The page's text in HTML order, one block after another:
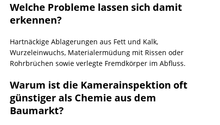
Welche Probleme lassen sich damit
erkennen?
Hartnäckige Ablagerungen aus Fett und Kalk,
Wurzeleinwuchs, Materialermüdung mit Rissen oder
Rohrbrüchen sowie verlegte Fremdkörper im Abfluss.
Warum ist die Kamerainspektion oft
günstiger als Chemie aus dem
Baumarkt?